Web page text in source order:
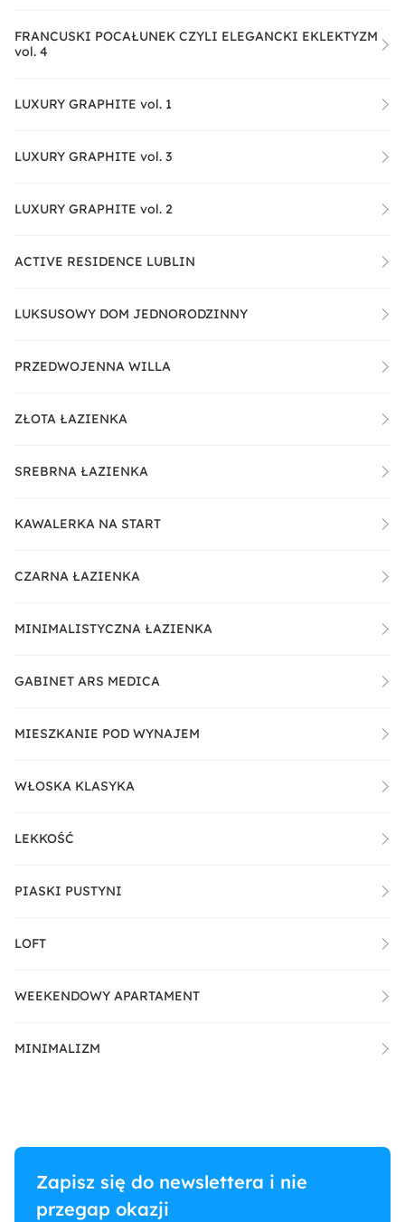
FRANCUSKI POCAŁUNEK CZYLI ELEGANCKI EKLEKTYZM
vol. 4
LUXURY GRAPHITE vol. 1
LUXURY GRAPHITE vol. 3
LUXURY GRAPHITE vol. 2
ACTIVE RESIDENCE LUBLIN
LUKSUSOWY DOM JEDNORODZINNY
PRZEDWOJENNA WILLA
ZŁOTA ŁAZIENKA
SREBRNA ŁAZIENKA
KAWALERKA NA START
CZARNA ŁAZIENKA
MINIMALISTYCZNA ŁAZIENKA
GABINET ARS MEDICA
MIESZKANIE POD WYNAJEM
WŁOSKA KLASYKA
LEKKOŚĆ
PIASKI PUSTYNI
LOFT
WEEKENDOWY APARTAMENT
MINIMALIZM
Zapisz się do newslettera i nie
przegap okazji